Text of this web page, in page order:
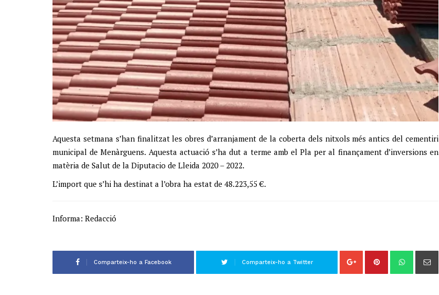
Aquesta setmana s’han finalitzat les obres d’arranjament de la coberta dels nitxols més antics del cementiri
municipal de Menàrguens. Aquesta actuació s’ha dut a terme amb el Pla per al finançament d’inversions en
matèria de Salut de la Diputacio de Lleida 2020 – 2022.
L’import que s’hi ha destinat a l’obra ha estat de 48.223,55 €.
Informa: Redacció
Comparteix-ho a Facebook Comparteix-ho a Twitter